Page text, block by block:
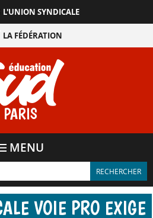
PARIS
L'UNION SYNDICALE
LA FÉDÉRATION
MENU
VOIE PRO EXIGE